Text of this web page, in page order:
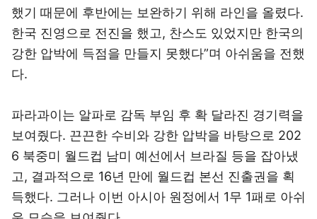
했기 때문에 후반에는 보완하기 위해 라인을 올렸다.
한국 진영으로 전진을 했고, 찬스도 있었지만 한국의
강한 압박에 득점을 만들지 못했다”며 아쉬움을 전했
다.
파라과이는 알파로 감독 부임 후 확 달라진 경기력을
보여줬다. 끈끈한 수비와 강한 압박을 바탕으로 202
6 북중미 월드컵 남미 예선에서 브라질 등을 잡아냈
고, 결과적으로 16년 만에 월드컵 본선 진출권을 획
득했다. 그러나 이번 아시아 원정에서 1무 1패로 아쉬